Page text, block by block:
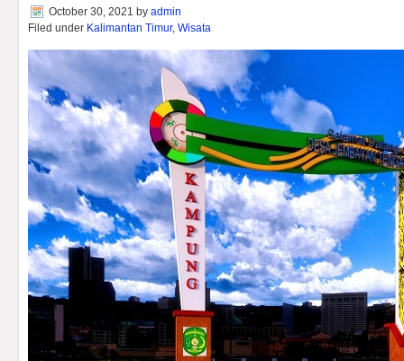
October 30, 2021 by admin
Filed under Kalimantan Timur, Wisata